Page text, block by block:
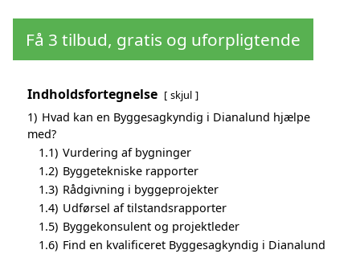
Få 3 tilbud, gratis og uforpligtende
Indholdsfortegnelse skjul
1) Hvad kan en Byggesagkyndig i Dianalund hjælpe
med?
1.1) Vurdering af bygninger
1.2) Byggetekniske rapporter
1.3) Rådgivning i byggeprojekter
1.4) Udførsel af tilstandsrapporter
1.5) Byggekonsulent og projektleder
1.6) Find en kvalificeret Byggesagkyndig i Dianalund